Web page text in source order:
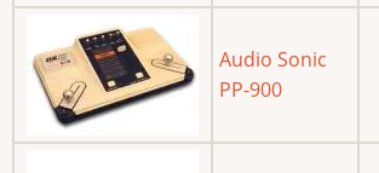
Audio Sonic
PP-900